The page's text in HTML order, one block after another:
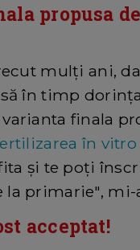
propusa
mulți ani,
în timp
finala
în vitro
și te poți
la primarie", mi-
acceptat!